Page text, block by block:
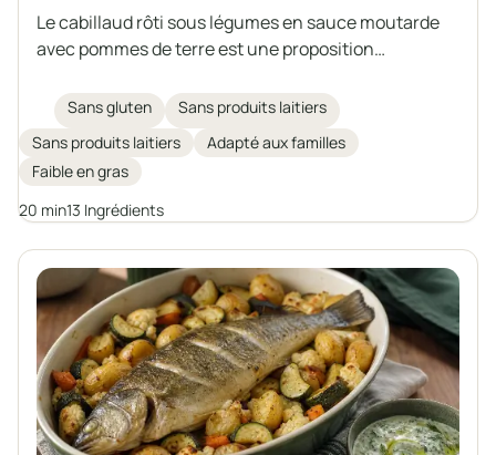
Le cabillaud rôti sous légumes en sauce moutarde
avec pommes de terre est une proposition
mettant le poisson à l'honneur. Le cabillaud juteux
est gratiné avec des légumes mijotés dans une
sauce moutarde aromatique, le tout servi avec des
pommes de terre rôties. Une idée parfaite pour ceux
qui souhaitent adopter une alimentation saine et
Sans gluten
Sans produits laitiers
Sans produits laitiers
Adapté aux familles
Faible en gras
20 min13 Ingrédients